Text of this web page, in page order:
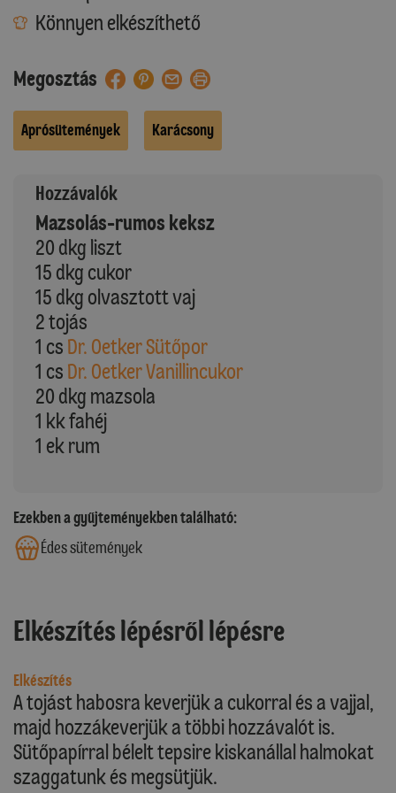
Könnyen elkészíthető
Megosztás
Aprósütemények Karácsony
Hozzávalók
Mazsolás-rumos keksz
20 dkg liszt
15 dkg cukor
15 dkg olvasztott vaj
2 tojás
1 cs Dr. Oetker Sütőpor
1 cs Dr. Oetker Vanillincukor
20 dkg mazsola
1 kk fahéj
1 ek rum
Ezekben a gyűjteményekben található:
Édes sütemények
Elkészítés lépésről lépésre
Elkészítés
A tojást habosra keverjük a cukorral és a vajjal,
majd hozzákeverjük a többi hozzávalót is.
Sütőpapírral bélelt tepsire kiskanállal halmokat
szaggatunk és megsütjük.